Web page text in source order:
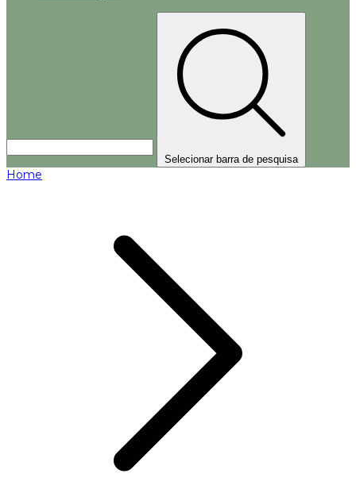
Selecionar barra de pesquisa
Home